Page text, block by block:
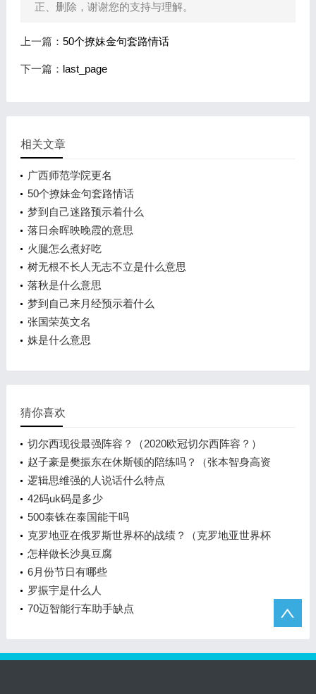
正、删除，谢谢您的支持与理解。
上一篇： 50个撩妹金句套路情话
下一篇： last_page
相关文章
广西师范学院更名
50个撩妹金句套路情话
梦到自己迷路预示着什么
落日余晖映晚霞的意思
火腿怎么煮好吃
树无根不长人无志不立是什么意思
落秋是什么意思
梦到自己来月经预示着什么
张国荣英文名
姝是什么意思
猜你喜欢
切尔西现役最强阵容？（2020欧冠切尔西阵容？）
赵子豪是樊振东在休斯顿的陪练吗？（张本智身高资
料？）
逻辑思维强的人说话什么特点
42码uk码是多少
500泰铢在泰国能干吗
克罗地亚在俄罗斯世界杯的战绩？（克罗地亚世界杯
小组赛战绩？）
怎样做长沙臭豆腐
6月份节日有哪些
罗振宇是什么人
70迈智能行车助手缺点